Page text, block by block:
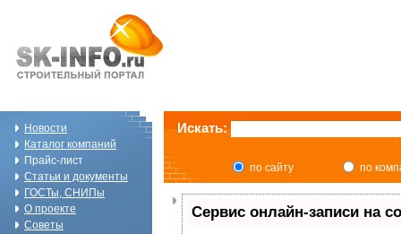
Новости
Каталог компаний
Прайс-лист
Статьи и документы
ГОСТы, СНИПы
О проекте
Советы
Искать:
по сайту по
Сервис онлайн-записи на